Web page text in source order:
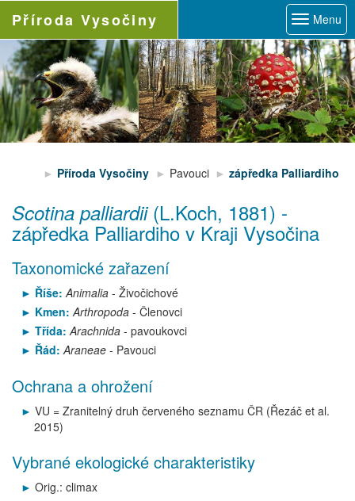
Příroda Vysočiny Menu
Příroda Vysočiny Pavouci zápředka Palliardiho
Scotina palliardii (L.Koch, 1881) -
zápředka Palliardiho v Kraji Vysočina
Taxonomické zařazení
Říše: Animalia- Živočichové
Kmen: Arthropoda- Členovci
Třída:Arachnida- pavoukovci
Řád:Araneae- Pavouci
Ochrana a ohrožení
VU = Zranitelný druh červeného seznamu ČR (Řezáč et al.
2015)
Vybrané ekologické charakteristiky
Orig.: climax